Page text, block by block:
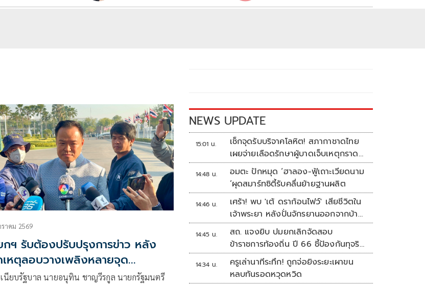
าคม 2569
กฯ รับต้องปรับปรุงการข่าว หลัง
เหตุลอบวางเพลิงหลายจุด
.ชายแดนใต้
นียบรัฐบาล นายอนุทิน ชาญวีรกูล นายกรัฐมนตรี
NEWS UPDATE
15:01 น.
เช็กจุดรับบริจาคโลหิต! สภากาชาดไทย
เผยจ่ายเลือดรักษาผู้บาดเจ็บเหตุกราด
ยิงแล้ว 148 ยูนิต
14:48 น.
อมตะ ปักหมุด ‘ฮาลอง-ฟู้เถาะเวียดนาม
’ผุดสมาร์ทซิตี้รับคลื่นย้ายฐานผลิต
14:46 น.
เศร้า! พบ 'เต้ ดราก้อนไฟว์' เสียชีวิตใน
เจ้าพระยา หลังปั่นจักรยานออกจากบ้าน
ตี 4
14:45 น.
สถ. แจงยิบ ปมยกเลิกจัดสอบ
ข้าราชการท้องถิ่น ปี 66 ชี้ป้องกันทุจริต
หวั่นรัฐเสียหาย
14:34 น.
ครูเล่านาทีระทึก! ถูกจ่อยิงระยะเผาขน
หลบทันรอดหวุดหวิด